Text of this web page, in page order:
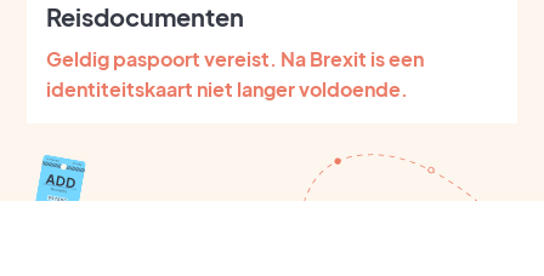
Reisdocumenten
Geldig paspoort vereist. Na Brexit is een
identiteitskaart niet langer voldoende.